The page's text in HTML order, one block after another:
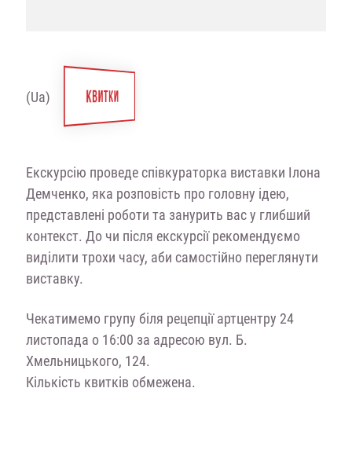
(Ua) КВИТКИ
Екскурсію проведе співкураторка виставки Ілона
Демченко, яка розповість про головну ідею,
представлені роботи та занурить вас у глибший
контекст. До чи після екскурсії рекомендуємо
виділити трохи часу, аби самостійно переглянути
виставку.
Чекатимемо групу біля рецепції артцентру 24
листопада о 16:00 за адресою вул. Б.
Хмельницького, 124.
Кількість квитків обмежена.